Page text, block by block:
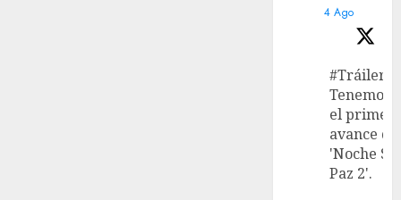
4 Ago
#Tráiler
Tenemos
el primer
avance de
'Noche
Paz 2'.